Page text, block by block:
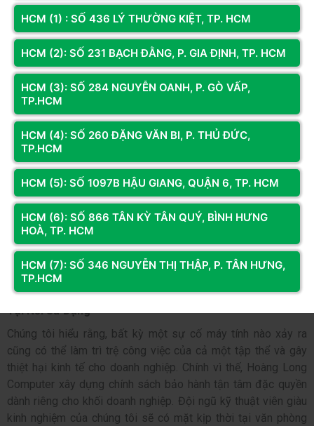
Tại Sao Doanh Nghiệp Nên Chọn Giải Pháp Máy Tính Dự
Án Tại Hoàng Long Computer?
Cung Cấp Linh Kiện Chính Hãng Với Mức Giá Tốt Nhất Thị
Trường
Hoàng Long Computer tự hào là đối tác chiến lược lâu năm
của các thương hiệu phần cứng hàng đầu thế giới như Intel,
ASUS, MSI, Gigabyte, Kingston... Chúng tôi cam kết toàn bộ hệ
thống máy tính cung cấp cho dự án doanh nghiệp đều sử dụng
linh kiện máy tính chính hãng 100%, có đầy đủ hóa đơn
chứng từ CO/CQ rõ ràng. Nhờ lợi thế nhập khẩu trực tiếp số
lượng lớn, chúng tôi luôn mang đến cho đối tác mức giá chiết
khấu thương mại hấp dẫn nhất.
Dịch Vụ Bảo Hành Tận Tâm Và Hỗ Trợ Kỹ Thuật Trực Tiếp
Tại Nơi Sử Dụng
Chúng tôi hiểu rằng, bất kỳ một sự cố máy tính nào xảy ra
cũng có thể làm trì trệ công việc của cả một tập thể và gây
thiệt hại kinh tế cho doanh nghiệp. Chính vì thế, Hoàng Long
Computer xây dựng chính sách bảo hành tận tâm đặc quyền
dành riêng cho khối doanh nghiệp. Đội ngũ kỹ thuật viên giàu
kinh nghiệm của chúng tôi sẽ có mặt kịp thời tại văn phòng
HCM (1) : SỐ 436 LÝ THƯỜNG KIỆT, TP. HCM
HCM (2): SỐ 231 BẠCH ĐẰNG, P. GIA ĐỊNH, TP. HCM
HCM (3): SỐ 284 NGUYỄN OANH, P. GÒ VẤP,
TP.HCM
HCM (4): SỐ 260 ĐẶNG VĂN BI, P. THỦ ĐỨC,
TP.HCM
HCM (5): SỐ 1097B HẬU GIANG, QUẬN 6, TP. HCM
HCM (6): SỐ 866 TÂN KỲ TÂN QUÝ, BÌNH HƯNG
HOÀ, TP. HCM
HCM (7): SỐ 346 NGUYỄN THỊ THẬP, P. TÂN HƯNG,
TP.HCM